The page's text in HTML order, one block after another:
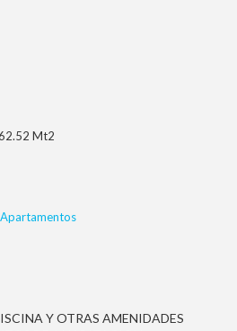
Mt2
Apartamentos
Y OTRAS AMENIDADES